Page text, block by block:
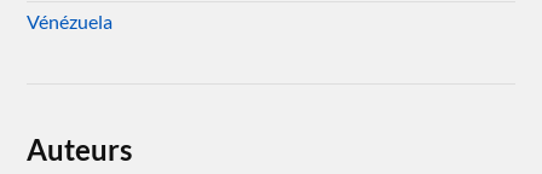
Vénézuela
Auteurs